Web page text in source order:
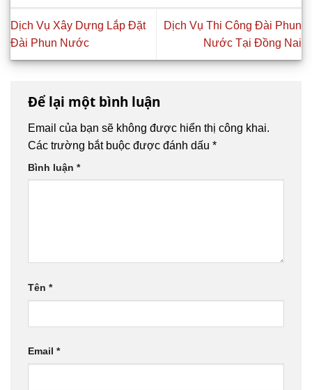
Dịch Vụ Xây Dựng Lắp Đặt
Đài Phun Nước
Dịch Vụ Thi Công Đài Phun
Nước Tại Đồng Nai
Để lại một bình luận
Email của bạn sẽ không được hiển thị công khai.
Các trường bắt buộc được đánh dấu *
Bình luận *
Tên *
Email *